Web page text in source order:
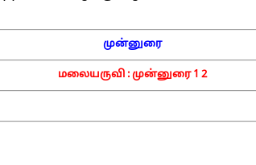
முன்னுரை
மலையருவி :முன்னுரை1 2